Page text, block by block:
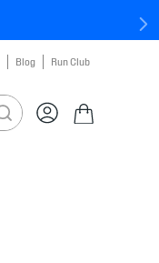
Blog Run Club